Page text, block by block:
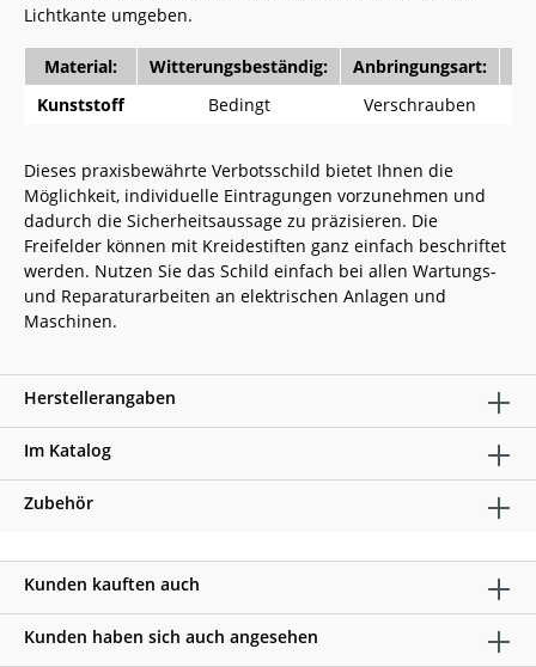
Lichtkante umgeben.
Material: Witterungsbeständig: Anbringungsart:
Kunststoff
Bedingt Verschrauben
Dieses praxisbewährte Verbotsschild bietet Ihnen die
Möglichkeit, individuelle Eintragungen vorzunehmen und
dadurch die Sicherheitsaussage zu präzisieren. Die
Freifelder können mit Kreidestiften ganz einfach beschriftet
werden. Nutzen Sie das Schild einfach bei allen Wartungs-
und Reparaturarbeiten an elektrischen Anlagen und
Maschinen.
Herstellerangaben
Im Katalog
Zubehör
Kunden kauften auch
Kunden haben sich auch angesehen